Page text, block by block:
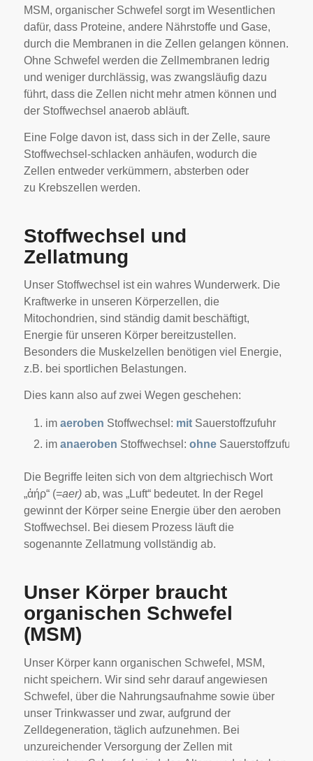
MSM, organischer Schwefel sorgt im Wesentlichen
dafür, dass Proteine, andere Nährstoffe und Gase,
durch die Membranen in die Zellen gelangen können.
Ohne Schwefel werden die Zellmembranen ledrig
und weniger durchlässig, was zwangsläufig dazu
führt, dass die Zellen nicht mehr atmen können und
der Stoffwechsel anaerob abläuft.
Eine Folge davon ist, dass sich in der Zelle, saure
Stoffwechsel-schlacken anhäufen, wodurch die
Zellen entweder verkümmern, absterben oder
zu Krebszellen werden.
Stoffwechsel und
Zellatmung
Unser Stoffwechsel ist ein wahres Wunderwerk. Die
Kraftwerke in unseren Körperzellen, die
Mitochondrien, sind ständig damit beschäftigt,
Energie für unseren Körper bereitzustellen.
Besonders die Muskelzellen benötigen viel Energie,
z.B. bei sportlichen Belastungen.
Dies kann also auf zwei Wegen geschehen:
im aeroben Stoffwechsel: mitSauerstoffzufuhr
im anaeroben Stoffwechsel: ohneSauerstoffzufuhr
Die Begriffe leiten sich von dem altgriechisch Wort
„ἀήρ“ (=aer) ab, was „Luft“ bedeutet. In der Regel
gewinnt der Körper seine Energie über den aeroben
Stoffwechsel. Bei diesem Prozess läuft die
sogenannte Zellatmung vollständig ab.
Unser Körper braucht
organischen Schwefel
(MSM)
Unser Körper kann organischen Schwefel, MSM,
nicht speichern. Wir sind sehr darauf angewiesen
Schwefel, über die Nahrungsaufnahme sowie über
unser Trinkwasser und zwar, aufgrund der
Zelldegeneration, täglich aufzunehmen. Bei
unzureichender Versorgung der Zellen mit